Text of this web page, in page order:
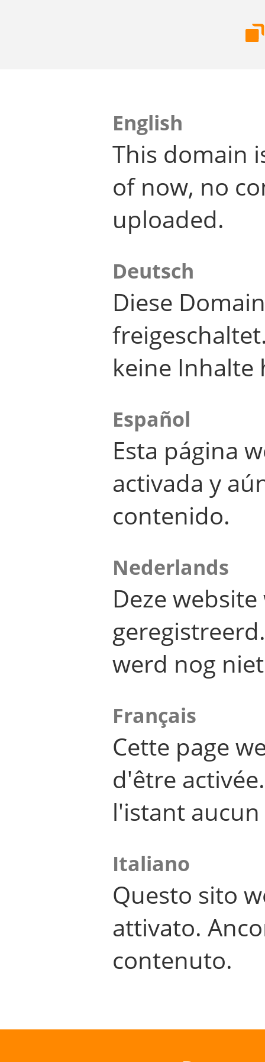
English
This domain
of now, no
uploaded.
Deutsch
Diese
keine Inhalte
Español
Esta página
activada y
contenido.
Nederlands
Deze
werd nog
Français
Cette page
d'être
l'istant
Italiano
Questo sito
attivato.
contenuto.